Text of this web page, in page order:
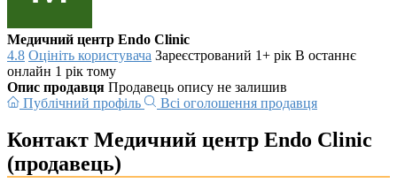
Медичний центр Endo Clinic
4.8 Оцініть користувача Зареєстрований 1+ рік В останнє
онлайн 1 рік тому
Опис продавця Продавець опису не залишив
Публічний профіль
Всі оголошення продавця
Контакт Медичний центр Endo Clinic
(продавець)